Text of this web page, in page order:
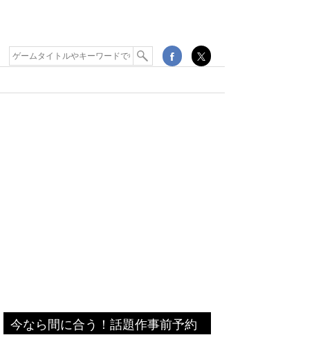
今なら間に合う！話題作事前予約